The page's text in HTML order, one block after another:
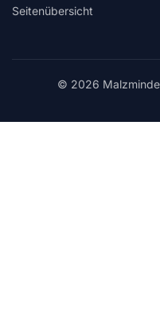
Seitenübersicht
© 2026